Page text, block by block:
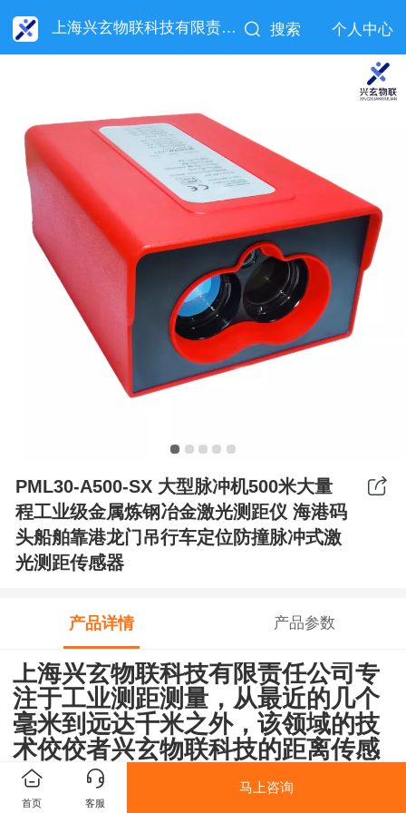
上海兴玄物联科技有限责任公司 搜索 个人中心
PML30-A500-SX 大型脉冲机500米大量
程工业级金属炼钢冶金激光测距仪 海港码
头船舶靠港龙门吊行车定位防撞脉冲式激
光测距传感器
产品详情 产品参数
上海兴玄物联科技有限责任公司专
注于工业测距测量，从最近的几个
毫米到远达千米之外，该领域的技
术佼佼者兴玄物联科技的距离传感
器和LiDAR激光扫描传感器，可以
实现各个维度的测量和检测。
首页 客服
马上咨询